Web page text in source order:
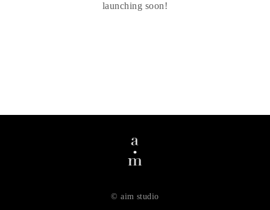
launching soon!
© aim studio